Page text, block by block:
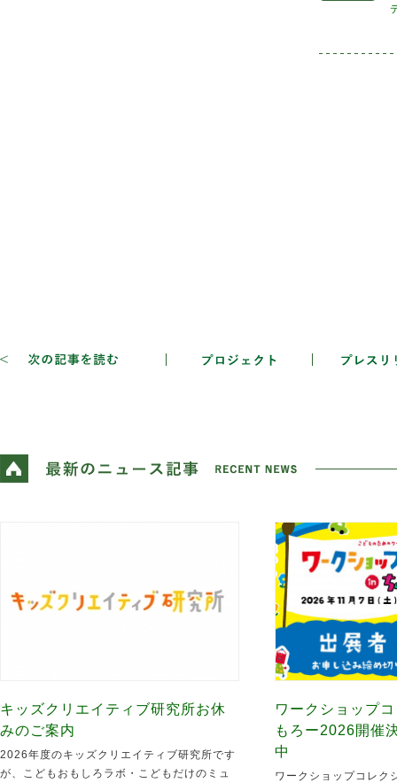
キッズクリエイティブ研究所お休
みのご案内
2026年度のキッズクリエイティブ研究所です
が、こどもおもしろラボ・こどもだけのミュ
ワークショップ
もろー2026開催
中
ワークショップコレク